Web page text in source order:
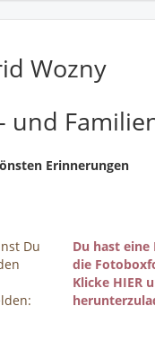
Wozny
und
Erinnerungen
Du
Du hast
die
Klicke HIER